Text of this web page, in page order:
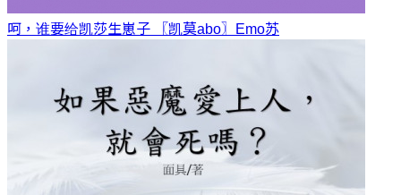
呵，谁要给凯莎生崽子 〖凯莫abo〗 Emo苏